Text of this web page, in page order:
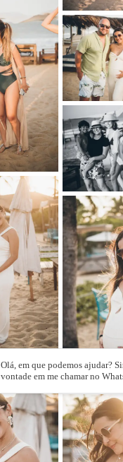
Olá, em que podemos ajudar?
vontade em me chamar no